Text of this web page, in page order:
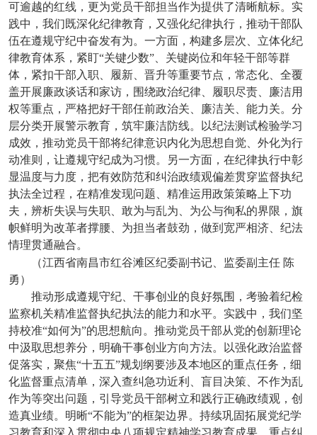
可逾越的红线，更为党员干部担当作为提供了清晰航标。实
践中，我们既深化纪律教育，又强化纪律执行，推动干部队
伍在遵规守纪中奋发有为。一方面，构建多层次、立体化纪
律教育体系，紧盯“关键少数”、关键岗位和年轻干部等群
体，紧扣干部入职、履新、晋升等重要节点，常态化、全覆
盖开展廉政谈话和家访，围绕政治纪律、履职尽责、廉洁用
权等重点，严格把好干部任前政治关、廉洁关、能力关。分
层分类开展警示教育，筑牢廉洁防线。以纪法测试检验学习
成效，推动党员干部将纪律意识内化为思想自觉、外化为行
动准则，让遵规守纪成为习惯。另一方面，在纪律执行中彰
显温度与力度，把有效防范和纠治政绩观偏差贯穿监督执纪
执法全过程，在精准发现问题、精准运用政策策略上下功
夫，辨析失误与失职、敢为与乱为、为公与徇私的界限，旗
帜鲜明为改革者撑腰、为担当者鼓劲，做到宽严相济、纪法
情理贯通融合。
（江西省南昌市红谷滩区纪委副书记、监委副主任 陈
勇）
推动形成遵规守纪、干事创业的良好氛围，考验着纪检
监察机关精准监督执纪执法的能力和水平。实践中，我们坚
持校准“如何为”的思想航向。推动党员干部从党的创新理论
中汲取思想养分，明确干事创业方向方法。以强化政治监督
促落实，聚焦“十五五”规划纲要涉及本地区的重点任务，细
化监督重点清单，深入查纠急功近利、盲目决策、不作为乱
作为等突出问题，引导党员干部树立和践行正确政绩观，创
造真业绩。明晰“不能为”的框架边界。持续巩固拓展党纪学
习教育和深入贯彻中央八项规定精神学习教育成果，重点纠